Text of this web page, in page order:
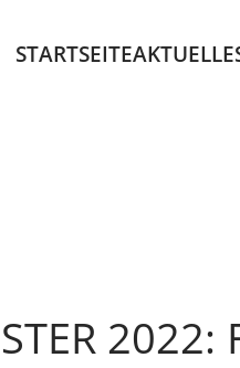
STARTSEITE